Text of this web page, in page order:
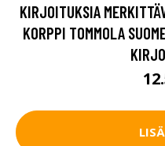
KIRJOITUKSIA
KORPPI TOMMOLA